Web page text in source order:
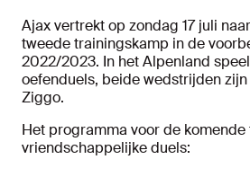
Ajax vertrekt op zondag 17 juli
tweede trainingskamp in de
2022/2023. In het Alpenland
oefenduels, beide wedstrijden zijn
Ziggo.
Het programma voor de komende
vriendschappelijke duels: